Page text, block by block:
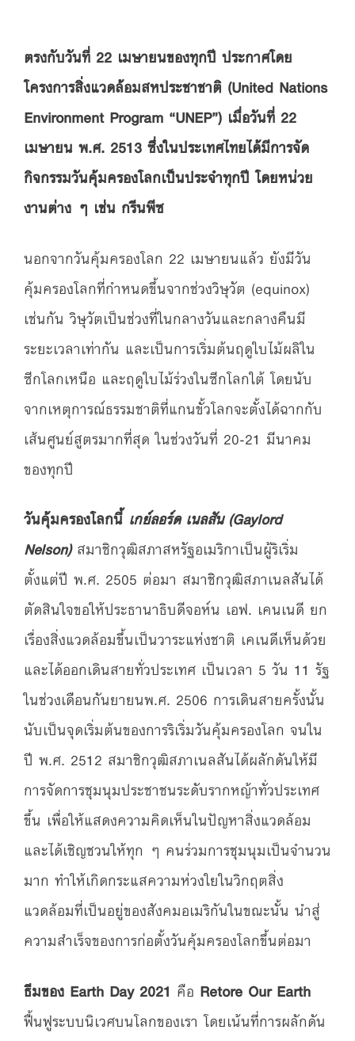
ตรงกับวันที่ 22 เมษายนของทุกปี ประกาศโดย
โครงการสิ่งแวดล้อมสหประชาชาติ (United Nations
Environment Program “UNEP”) เมื่อวันที่ 22
เมษายน พ.ศ. 2513 ซึ่งในประเทศไทยได้มีการจัด
กิจกรรมวันคุ้มครองโลกเป็นประจำทุกปี โดยหน่วย
งานต่าง ๆ เช่น กรีนพีซ
นอกจากวันคุ้มครองโลก 22 เมษายนแล้ว ยังมีวัน
คุ้มครองโลกที่กำหนดขึ้นจากช่วงวิษุวัต (equinox)
เช่นกัน วิษุวัตเป็นช่วงที่ในกลางวันและกลางคืนมี
ระยะเวลาเท่ากัน และเป็นการเริ่มต้นฤดูใบไม้ผลิใน
ซีกโลกเหนือ และฤดูใบไม้ร่วงในซีกโลกใต้ โดยนับ
จากเหตุการณ์ธรรมชาติที่แกนขั้วโลกจะตั้งได้ฉากกับ
เส้นศูนย์สูตรมากที่สุด ในช่วงวันที่ 20-21 มีนาคม
ของทุกปี
วันคุ้มครองโลกนี้ เกย์ลอร์ด เนลสัน (Gaylord
Nelson)สมาชิกวุฒิสภาสหรัฐอเมริกาเป็นผู้ริเริ่ม
ตั้งแต่ปี พ.ศ. 2505 ต่อมา สมาชิกวุฒิสภาเนลสันได้
ตัดสินใจขอให้ประธานาธิบดีจอห์น เอฟ. เคนเนดี ยก
เรื่องสิ่งแวดล้อมขึ้นเป็นวาระแห่งชาติ เคเนดีเห็นด้วย
และได้ออกเดินสายทั่วประเทศ เป็นเวลา 5 วัน 11 รัฐ
ในช่วงเดือนกันยายนพ.ศ. 2506 การเดินสายครั้งนั้น
นับเป็นจุดเริ่มต้นของการริเริ่มวันคุ้มครองโลก จนใน
ปี พ.ศ. 2512 สมาชิกวุฒิสภาเนลสันได้ผลักดันให้มี
การจัดการชุมนุมประชาชนระดับรากหญ้าทั่วประเทศ
ขึ้น เพื่อให้แสดงความคิดเห็นในปัญหาสิ่งแวดล้อม
และได้เชิญชวนให้ทุก ๆ คนร่วมการชุมนุมเป็นจำนวน
มาก ทำให้เกิดกระแสความห่วงใยในวิกฤตสิ่ง
แวดล้อมที่เป็นอยู่ของสังคมอเมริกันในขณะนั้น นำสู่
ความสำเร็จของการก่อตั้งวันคุ้มครองโลกขึ้นต่อมา
ธีมของ Earth Day 2021 คือ Retore Our Earth
ฟื้นฟูระบบนิเวศบนโลกของเรา โดยเน้นที่การผลักดัน